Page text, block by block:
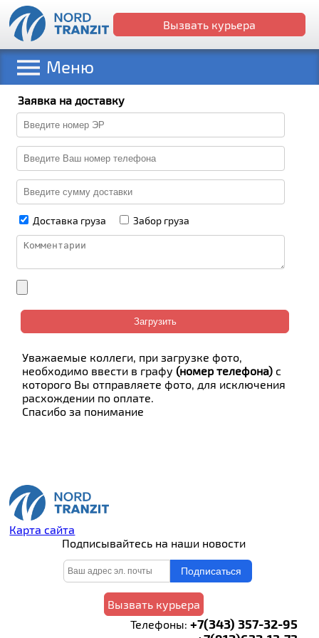
Вызвать курьера
Меню
Заявка на доставку
Доставка груза Забор груза
Уважаемые коллеги, при загрузке фото,
необходимо ввести в графу(номер телефона) с
которого Вы отправляете фото, для исключения
расхождении по оплате.
Спасибо за понимание
Карта сайта
Подписывайтесь на наши новости
Вызвать курьера
Телефоны: +7(343) 357-32-95